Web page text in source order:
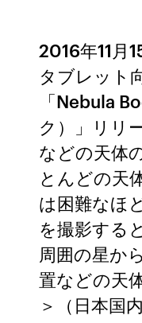
2016年11月
タブレット
「Nebula
ク）」リリ
などの天体
とんどの天
は困難なほ
を撮影する
周囲の星か
置などの天
＞（日本国